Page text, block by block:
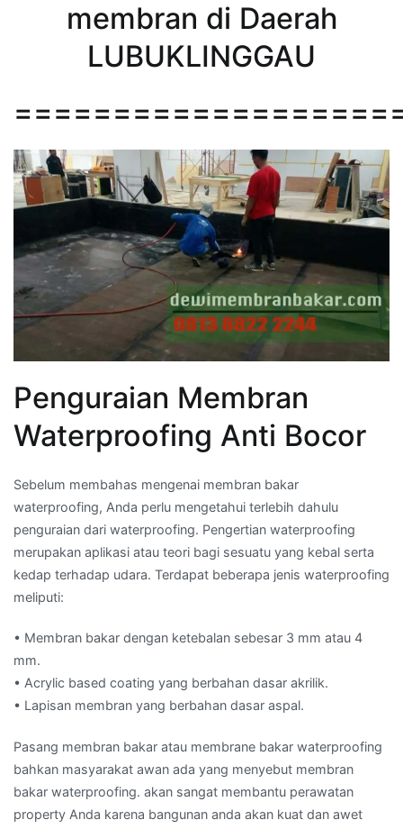
membran di Daerah
LUBUKLINGGAU
Penguraian Membran
Waterproofing Anti Bocor
Sebelum membahas mengenai membran bakar
waterproofing, Anda perlu mengetahui terlebih dahulu
penguraian dari waterproofing. Pengertian waterproofing
merupakan aplikasi atau teori bagi sesuatu yang kebal serta
kedap terhadap udara. Terdapat beberapa jenis waterproofing
meliputi:
• Membran bakar dengan ketebalan sebesar 3 mm atau 4
mm.
• Acrylic based coating yang berbahan dasar akrilik.
• Lapisan membran yang berbahan dasar aspal.
Pasang membran bakar atau membrane bakar waterproofing
bahkan masyarakat awan ada yang menyebut membran
bakar waterproofing. akan sangat membantu perawatan
property Anda karena bangunan anda akan kuat dan awet